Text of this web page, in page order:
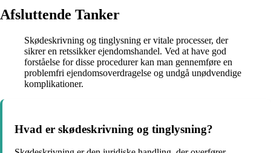
Afsluttende Tanker
Skødeskrivning og tinglysning er vitale processer, der
sikrer en retssikker ejendomshandel. Ved at have god
forståelse for disse procedurer kan man gennemføre en
problemfri ejendomsoverdragelse og undgå unødvendige
komplikationer.
Hvad er skødeskrivning og tinglysning?